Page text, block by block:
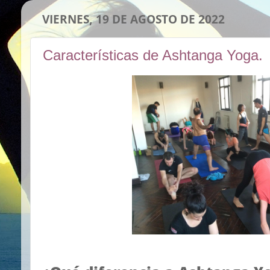
VIERNES, 19 DE AGOSTO DE 2022
Características de Ashtanga Yoga.